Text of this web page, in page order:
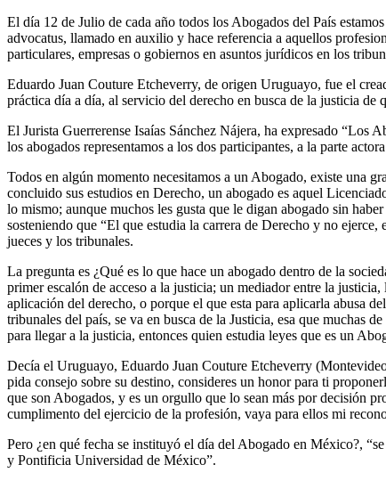
El día 12 de Julio de cada año todos los Abogados del País
advocatus, llamado en auxilio y hace referencia a aquellos
particulares, empresas o gobiernos en asuntos jurídicos en los
Eduardo Juan Couture Etcheverry, de origen Uruguayo, fue el
práctica día a día, al servicio del derecho en busca de la justicia de
El Jurista Guerrerense Isaías Sánchez Nájera, ha expresado “Los
los abogados representamos a los dos participantes, a la parte
Todos en algún momento necesitamos a un Abogado, existe una
concluido sus estudios en Derecho, un abogado es aquel
lo mismo; aunque muchos les gusta que le digan abogado sin
sosteniendo que “El que estudia la carrera de Derecho y no
jueces y los tribunales.
La pregunta es ¿Qué es lo que hace un abogado dentro de la
primer escalón de acceso a la justicia; un mediador entre la
aplicación del derecho, o porque el que esta para aplicarla abusa
tribunales del país, se va en busca de la Justicia, esa que muchas
para llegar a la justicia, entonces quien estudia leyes que es un
Decía el Uruguayo, Eduardo Juan Couture Etcheverry
pida consejo sobre su destino, consideres un honor para ti
que son Abogados, y es un orgullo que lo sean más por decisión
cumplimento del ejercicio de la profesión, vaya para ellos mi
Pero ¿en qué fecha se instituyó el día del Abogado en México?,
y Pontificia Universidad de México”.